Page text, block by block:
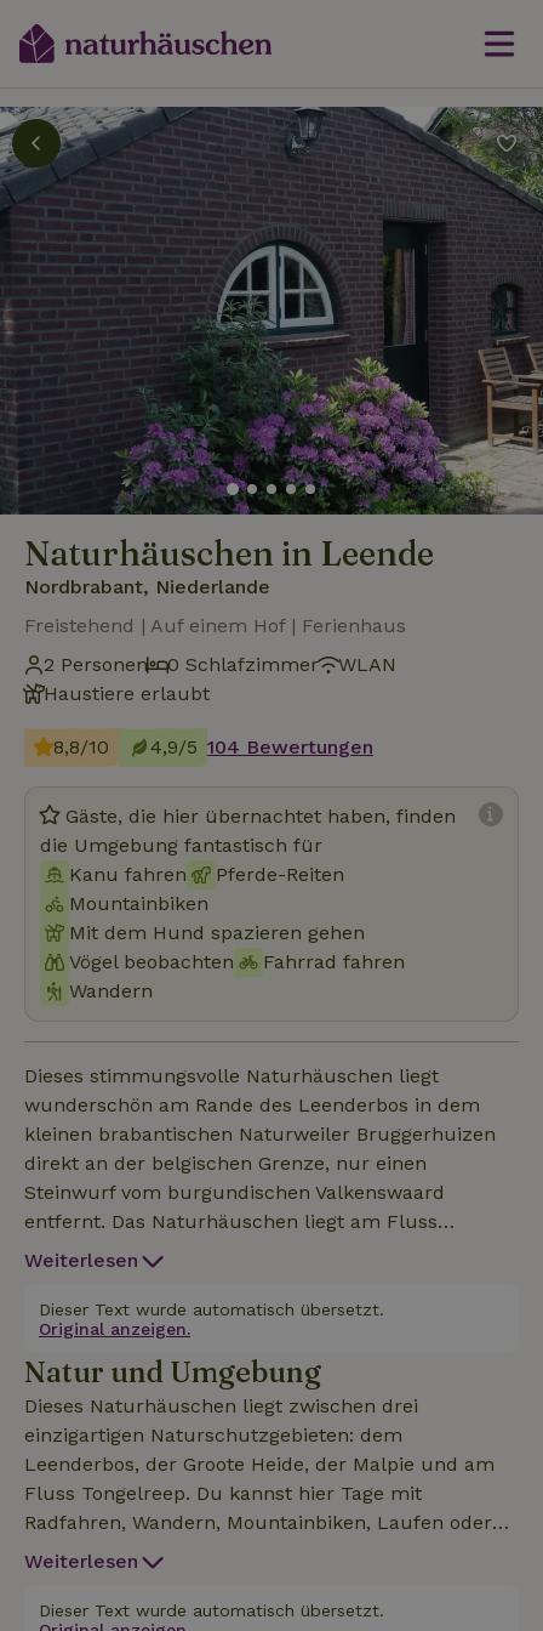
Naturhäuschen in Leende
Nordbrabant, Niederlande
Freistehend | Auf einem Hof | Ferienhaus
2 Personen
0 Schlafzimmer
WLAN
Haustiere erlaubt
8,8/10 4,9/5 104 Bewertungen
Gäste, die hier übernachtet haben, finden
die Umgebung fantastisch für
Kanu fahren
Pferde-Reiten
Mountainbiken
Mit dem Hund spazieren gehen
Vögel beobachten
Fahrrad fahren
Wandern
Dieses stimmungsvolle Naturhäuschen liegt
wunderschön am Rande des Leenderbos in dem
kleinen brabantischen Naturweiler Bruggerhuizen
direkt an der belgischen Grenze, nur einen
Steinwurf vom burgundischen Valkenswaard
entfernt. Das Naturhäuschen liegt am Fluss
Tongelreep, zwischen drei einzigartigen
und der Malpie. Dank seiner idealen Lage kannst du
tagelang Rad fahren, wandern oder einfach nur die
wunderschöne Wald- und Heidelandschaft mit ihren
vielen Mooren genießen. Entspanne dich, genieße
die Natur, die Tiere und die schöne Umgebung. Für
den Grundriss des Ferienhauses: siehe Fotos.
Weiterlesen
Dieser Text wurde automatisch übersetzt.
Original anzeigen.
Natur und Umgebung
Dieses Naturhäuschen liegt zwischen drei
einzigartigen Naturschutzgebieten: dem
Leenderbos, der Groote Heide, der Malpie und am
Fluss Tongelreep. Du kannst hier Tage mit
Radfahren, Wandern, Mountainbiken, Laufen oder
einfach nur Nichtstun verbringen und dabei die
vielen Mooren genießen. Als Gast kannst du die
Weiterlesen
Dieser Text wurde automatisch übersetzt.